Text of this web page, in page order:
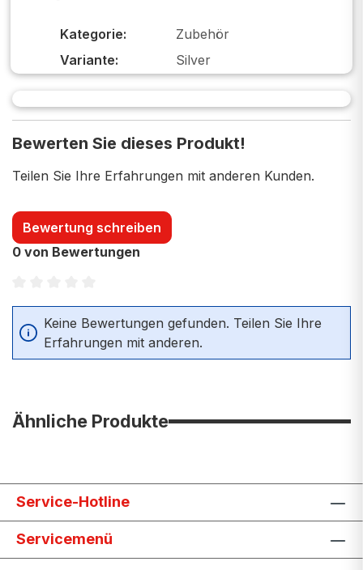
Kategorie:
Zubehör
Variante:
Silver
Bewerten Sie dieses Produkt!
Teilen Sie Ihre Erfahrungen mit anderen Kunden.
Bewertung schreiben
0 von Bewertungen
Durchschnittliche Bewertung von 0 von 5 Sternen
Keine Bewertungen gefunden. Teilen Sie Ihre
Erfahrungen mit anderen.
Ähnliche Produkte
Service-Hotline
Servicemenü